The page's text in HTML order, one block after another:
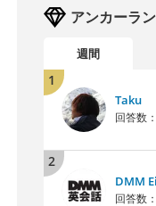
アンカーラ
週間
1
Taku
回答数：
2
DMM
回答数：